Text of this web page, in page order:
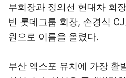
부회장과 정의선 현대차 회
빈 롯데그룹 회장, 손경식
원으로 이름을 올렸다.
부산 엑스포 유치에 가장 활